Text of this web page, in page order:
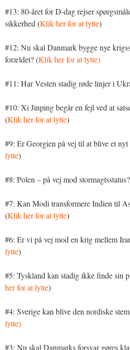
#13: 80-året for D-dag rejser
sikkerhed (Klik her for at lytte)
#12: Nu skal Danmark bygge nye
forældet? (Klik her for at lytte)
#11: Har Vesten stadig røde linjer i
#10: Xi Jinping begår en fejl ved at
(Klik her for at lytte)
#9: Er Georgien på vej til at blive et
lytte)
#8: Polen – på vej mod
#7: Kan Modi transformere Indien til
(Klik her for at lytte)
#6: Er vi på vej mod en krig mellem
lytte)
#5: Tyskland kan stadig ikke finde sin
her for at lytte)
#4: Sverige kan blive den nordiske
lytte)
#3: Nu skal Danmarks forsvar gøres